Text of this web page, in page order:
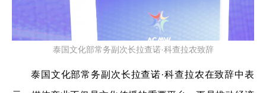
泰国文化部常务副次长拉查诺·科查拉农致辞
泰国文化部常务副次长拉查诺·科查拉农在致辞中表